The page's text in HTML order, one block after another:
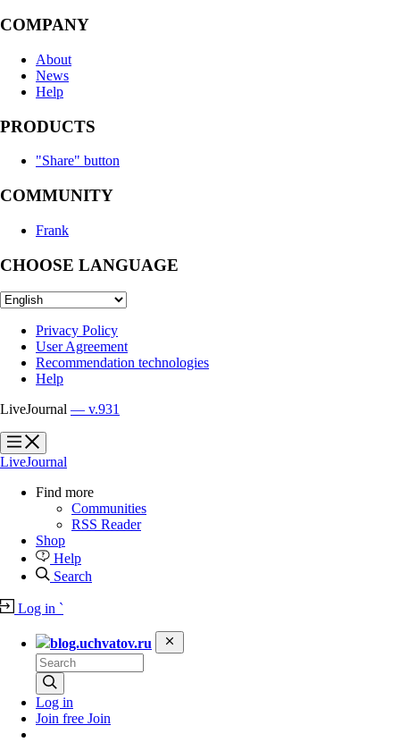
COMPANY
About
News
Help
PRODUCTS
"Share" button
COMMUNITY
Frank
CHOOSE LANGUAGE
Privacy Policy
User Agreement
Recommendation technologies
Help
LiveJournal — v.931
?
?
LiveJournal
Find more
Communities
RSS Reader
Shop
Help
Search
Log in `
blog.uchvatov.ru
Log in
Join free Join